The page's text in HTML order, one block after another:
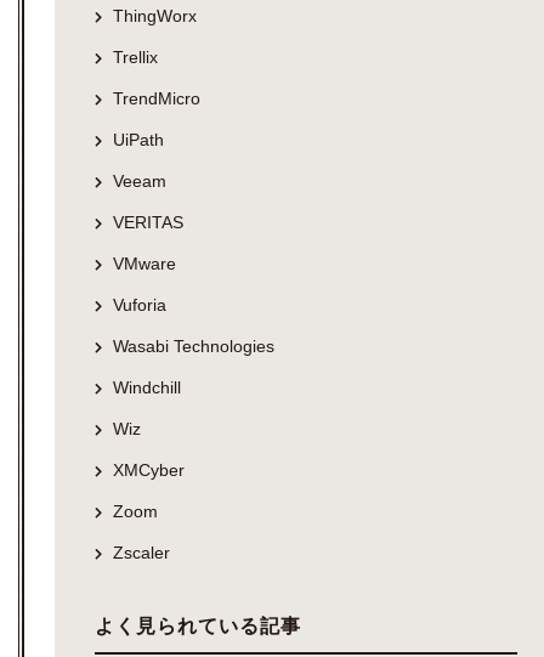
ThingWorx
Trellix
TrendMicro
UiPath
Veeam
VERITAS
VMware
Vuforia
Wasabi Technologies
Windchill
Wiz
XMCyber
Zoom
Zscaler
よく見られている記事